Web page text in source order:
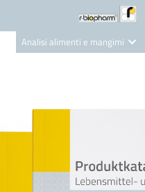
Analisi alimenti e mangimi
Nutrition Care